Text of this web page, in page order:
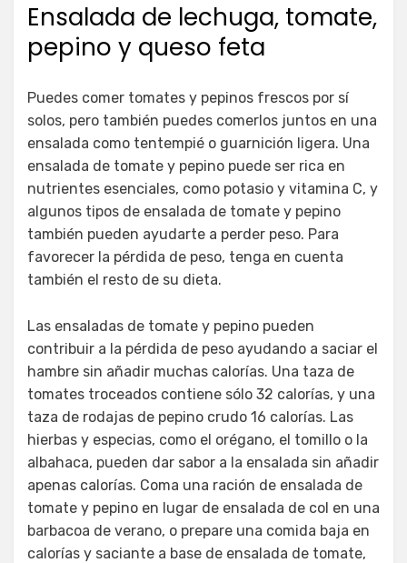
Ensalada de lechuga, tomate,
pepino y queso feta
Puedes comer tomates y pepinos frescos por sí
solos, pero también puedes comerlos juntos en una
ensalada como tentempié o guarnición ligera. Una
ensalada de tomate y pepino puede ser rica en
nutrientes esenciales, como potasio y vitamina C, y
algunos tipos de ensalada de tomate y pepino
también pueden ayudarte a perder peso. Para
favorecer la pérdida de peso, tenga en cuenta
también el resto de su dieta.
Las ensaladas de tomate y pepino pueden
contribuir a la pérdida de peso ayudando a saciar el
hambre sin añadir muchas calorías. Una taza de
tomates troceados contiene sólo 32 calorías, y una
taza de rodajas de pepino crudo 16 calorías. Las
hierbas y especias, como el orégano, el tomillo o la
albahaca, pueden dar sabor a la ensalada sin añadir
apenas calorías. Coma una ración de ensalada de
tomate y pepino en lugar de ensalada de col en una
barbacoa de verano, o prepare una comida baja en
calorías y saciante a base de ensalada de tomate,